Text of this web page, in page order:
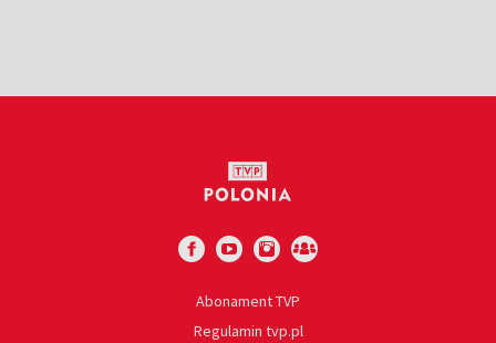
Abonament TVP
Regulamin tvp.pl